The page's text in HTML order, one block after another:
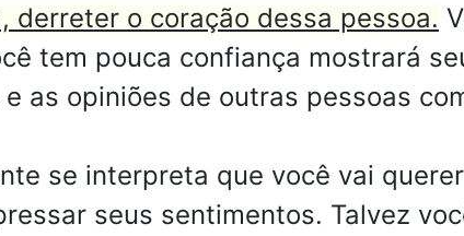
derreter o coração dessa pessoa.
tem pouca confiança mostrará
as opiniões de outras pessoas
se interpreta que você vai
seus sentimentos. Talvez